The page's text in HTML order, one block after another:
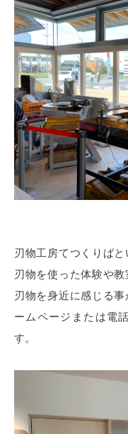
刃物工房てつくりば
刃物を使った体験や
刃物を身近に感じる
ームページまたは電
す。